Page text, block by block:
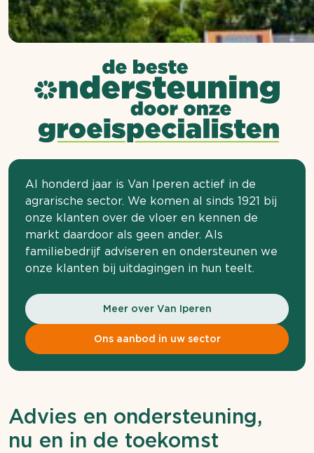
Al honderd jaar is Van Iperen actief in de
agrarische sector. We komen al sinds 1921 bij
onze klanten over de vloer en kennen de
markt daardoor als geen ander. Als
familiebedrijf adviseren en ondersteunen we
onze klanten bij uitdagingen in hun teelt.
Meer over Van Iperen
Ons aanbod in uw sector
Advies en ondersteuning,
nu en in de toekomst